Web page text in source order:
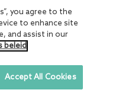
|Privacyreglement|
you agree to the
to enhance site
and assist in our
beleid
Accept All Cookies